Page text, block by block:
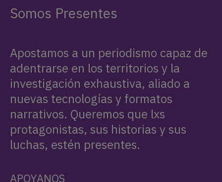
Somos Presentes
Apostamos a un periodismo capaz de
adentrarse en los territorios y la
investigación exhaustiva, aliado a
nuevas tecnologías y formatos
narrativos. Queremos que lxs
protagonistas, sus historias y sus
luchas, estén presentes.
APOYANOS